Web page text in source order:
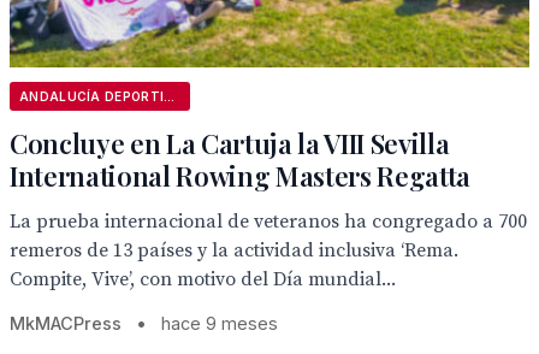
Concluye en La Cartuja la VIII Sevilla
International Rowing Masters Regatta
La prueba internacional de veteranos ha congregado a 700
remeros de 13 países y la actividad inclusiva ‘Rema.
Compite, Vive’, con motivo del Día mundial...
MkMACPress • hace 9 meses